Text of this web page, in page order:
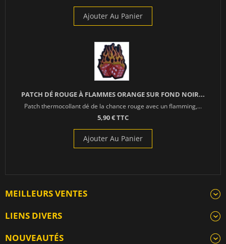
Ajouter Au Panier
PATCH DÉ ROUGE À FLAMMES ORANGE SUR FOND NOIR...
Patch thermocollant dé de la chance rouge avec un flamming,...
5,90 € TTC
Ajouter Au Panier
MEILLEURS VENTES
LIENS DIVERS
NOUVEAUTÉS